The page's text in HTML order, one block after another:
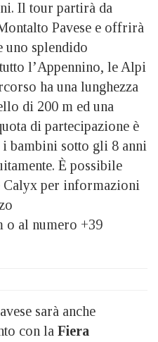
Il tour partirà da
Pavese e offrirà
splendido
l’Appennino, le Alpi
ha una lunghezza
di 200 m ed una
di partecipazione è
i bambini sotto gli 8 anni
È possibile
Calyx per informazioni
o al numero +39
sarà anche
con la Fiera